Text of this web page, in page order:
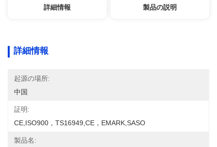
詳細情報 製品の説明
詳細情報
起源の場所:
中国
証明:
CE,ISO900，TS16949,CE，EMARK,SASO
製品名: